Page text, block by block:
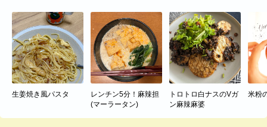
生姜焼き風パスタ
レンチン5分！麻辣担
(マーラータン)
トロトロ白ナスのVガ
ン麻辣麻婆
米粉